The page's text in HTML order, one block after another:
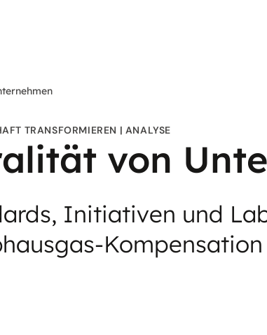
TRANSFORMIEREN ANALYSE
von
Initiativen und
Kompensation